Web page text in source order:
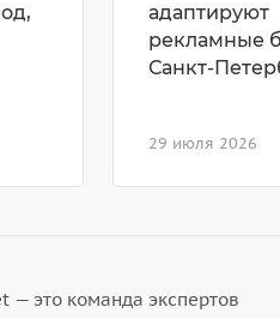
29 июля 2026
адаптируют
рекламные
Санкт-
это команда экспертов